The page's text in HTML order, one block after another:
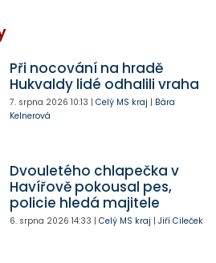
Při nocování na hradě
Hukvaldy lidé odhalili vraha
7. srpna 2026 10:13 | Celý MS kraj | Bára
Kelnerová
Dvouletého chlapečka v
Havířově pokousal pes,
policie hledá majitele
6. srpna 2026 14:33 | Celý MS kraj | Jiří Cileček